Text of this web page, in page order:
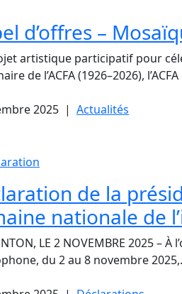
d’offres –
artistique participatif pour
de l’ACFA (1926–2026),
2025 | Actualités
de la
nationale de
LE 2 NOVEMBRE 2025 –
du 2 au 8 novembre